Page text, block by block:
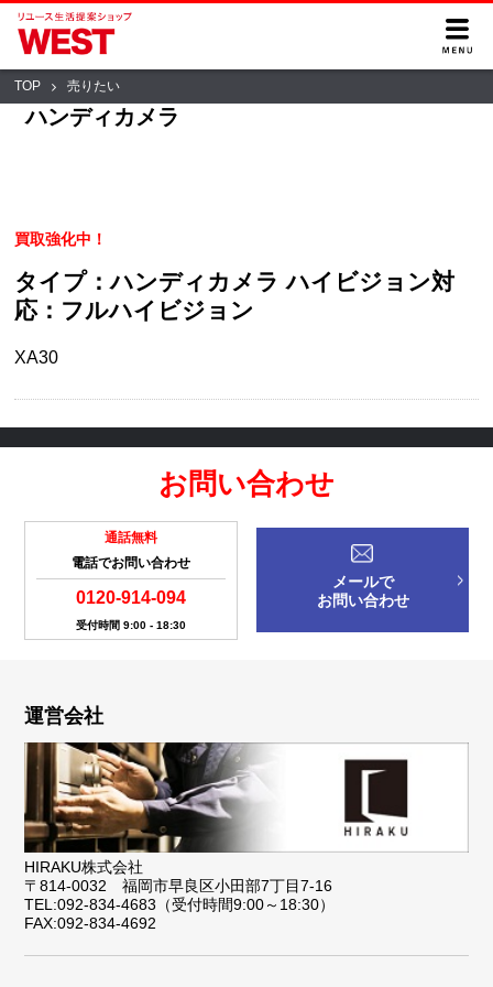
TOP 売りたい
ハンディカメラ
買取強化中！
タイプ：ハンディカメラ ハイビジョン対
応：フルハイビジョン
XA30
お問い合わせ
通話無料
電話でお問い合わせ
0120-914-094
受付時間 9:00 - 18:30
メールで
お問い合わせ
運営会社
HIRAKU株式会社
〒814-0032 福岡市早良区小田部7丁目7-16
TEL:092-834-4683（受付時間9:00～18:30）
FAX:092-834-4692